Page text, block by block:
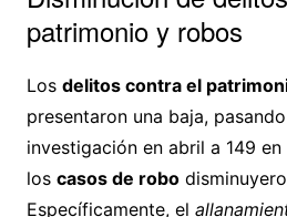
patrimonio y robos
Los delitos contra el
presentaron una baja,
investigación en abril a 149
los casos de robo
Específicamente, el